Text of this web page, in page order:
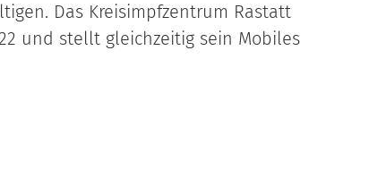
Das Kreisimpfzentrum Rastatt
und stellt gleichzeitig sein Mobiles